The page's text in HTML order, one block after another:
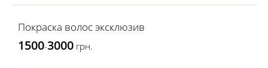
Покраска волос эксклюзив
1500-3000 грн.